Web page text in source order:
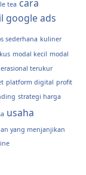
tea cara
google ads
sederhana kuliner
modal kecil modal
terukur
platform digital profit
strategi harga
usaha
yang menjanjikan